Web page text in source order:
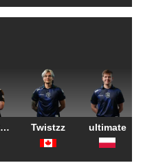
YEKINDAR Twistzz ultimate